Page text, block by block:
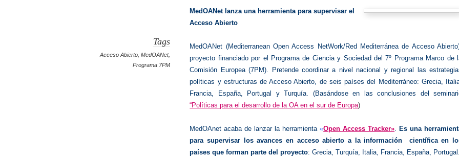
Tags
Acceso Abierto,MedOANet,
Programa 7PM
MedOANet lanza una herramienta para supervisar el
Acceso Abierto
MedOANet (Mediterranean Open Access NetWork/Red Mediterránea de Acceso
proyecto financiado por el Programa de Ciencia y Sociedad del 7º Programa Marco de
Comisión Europea (7PM).
Pretende coordinar a nivel nacional y regional las
políticas y estructuras de Acceso Abierto, de seis países del Mediterráneo: Grecia,
Francia, España, Portugal y Turquía. (Basándose en las conclusiones del
“Políticas para el desarrollo de la OA en el sur de Europa)
MedOAnet acaba de lanzar la herramienta«Open Access Tracker». Es una
para supervisar los avances en acceso abierto a la información científica en
países que forman parte del proyecto: Grecia, Turquía, Italia, Francia, España, Portugal.